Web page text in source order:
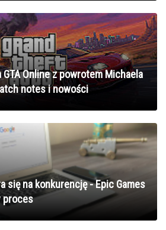
Online z powrotem Michaela
notes i nowości
się na konkurencję - Epic Games
proces